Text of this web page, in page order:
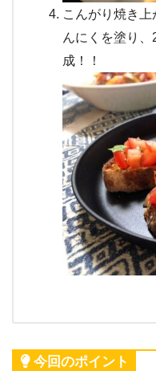
こんがり焼き
んにくを塗り
成！！
今回のポイント